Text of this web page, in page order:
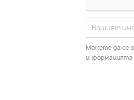
Можете да се
информацията